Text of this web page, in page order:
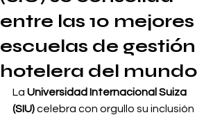
entre las 10 mejores
escuelas de gestión
hotelera del mundo
La Universidad Internacional Suiza
(SIU) celebra con orgullo su inclusión